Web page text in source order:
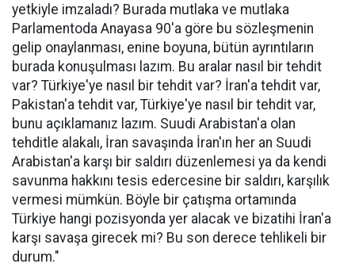
yetkiyle imzaladı? Burada mutlaka ve mutlaka
Parlamentoda Anayasa 90'a göre bu sözleşmenin
gelip onaylanması, enine boyuna, bütün ayrıntıların
burada konuşulması lazım. Bu aralar nasıl bir tehdit
var? Türkiye'ye nasıl bir tehdit var? İran'a tehdit var,
Pakistan'a tehdit var, Türkiye'ye nasıl bir tehdit var,
bunu açıklamanız lazım. Suudi Arabistan'a olan
tehditle alakalı, İran savaşında İran'ın her an Suudi
Arabistan'a karşı bir saldırı düzenlemesi ya da kendi
savunma hakkını tesis edercesine bir saldırı, karşılık
vermesi mümkün. Böyle bir çatışma ortamında
Türkiye hangi pozisyonda yer alacak ve bizatihi İran'a
karşı savaşa girecek mi? Bu son derece tehlikeli bir
durum."